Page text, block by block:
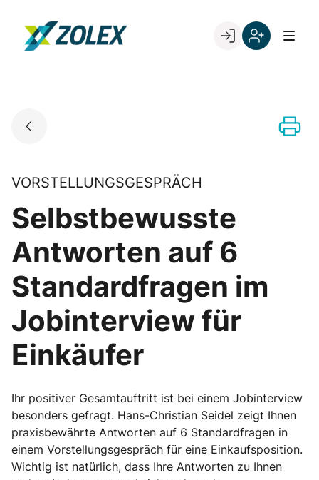
content
Go to landing page.
VORSTELLUNGSGESPRÄCH
Selbstbewusste
Antworten auf 6
Standardfragen im
Jobinterview für
Einkäufer
Ihr positiver Gesamtauftritt ist bei einem Jobinterview
besonders gefragt. Hans-Christian Seidel zeigt Ihnen
praxisbewährte Antworten auf 6 Standardfragen in
einem Vorstellungsgespräch für eine Einkaufsposition.
Wichtig ist natürlich, dass Ihre Antworten zu Ihnen